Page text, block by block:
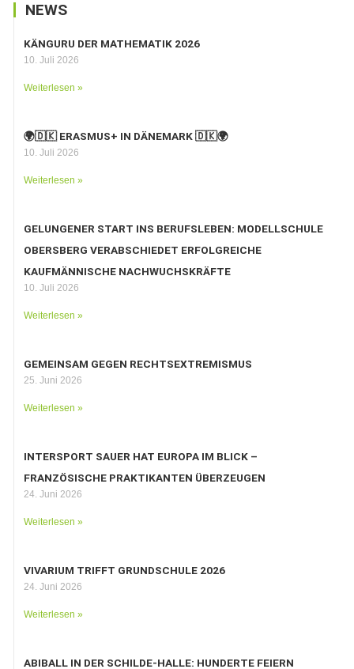
NEWS
KÄNGURU DER MATHEMATIK 2026
10. Juli 2026
Weiterlesen »
🌍🇩🇰 ERASMUS+ IN DÄNEMARK 🇩🇰🌍
10. Juli 2026
Weiterlesen »
GELUNGENER START INS BERUFSLEBEN: MODELLSCHULE
OBERSBERG VERABSCHIEDET ERFOLGREICHE
KAUFMÄNNISCHE NACHWUCHSKRÄFTE
10. Juli 2026
Weiterlesen »
GEMEINSAM GEGEN RECHTSEXTREMISMUS
25. Juni 2026
Weiterlesen »
INTERSPORT SAUER HAT EUROPA IM BLICK –
FRANZÖSISCHE PRAKTIKANTEN ÜBERZEUGEN
24. Juni 2026
Weiterlesen »
VIVARIUM TRIFFT GRUNDSCHULE 2026
24. Juni 2026
Weiterlesen »
ABIBALL IN DER SCHILDE-HALLE: HUNDERTE FEIERN